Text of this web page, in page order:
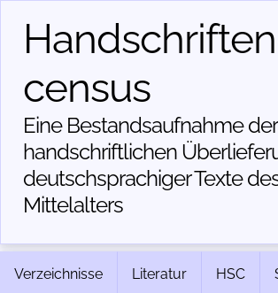
census
Eine Bestandsaufnahme der
handschriftlichen
deutschsprachiger Texte
Mittelalters
Verzeichnisse Literatur HSC